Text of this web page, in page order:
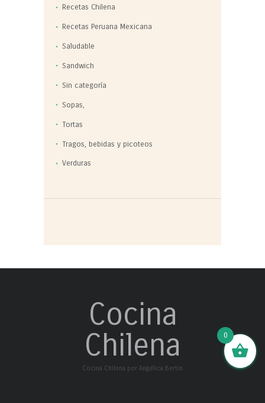
Recetas Chilena
Recetas Peruana Mexicana
Saludable
Sandwich
Sin categoría
Sopas,
Tortas
Tragos, bebidas y picoteos
Verduras
Cocina
Chilena
Cocina Chilena por Angélica Bertin
0